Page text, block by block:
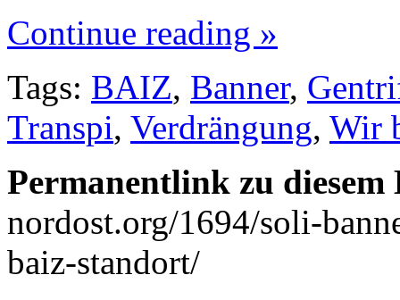
Continue reading »
Tags: BAIZ, Banner,
Transpi, Verdrängung, Wir
Permanentlink zu
nordost.org/1694/soli-
baiz-standort/